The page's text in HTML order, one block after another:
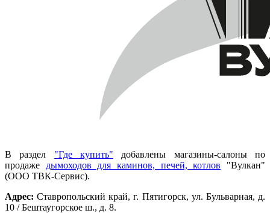
В раздел "Где купить" добавлены магазины-салоны по
продаже дымоходов для каминов, печей, котлов "Вулкан"
(ООО ТВК-Сервис).
Адрес: Ставропольский край, г. Пятигорск, ул. Бульварная, д.
10 / Бештаугорское ш., д. 8.